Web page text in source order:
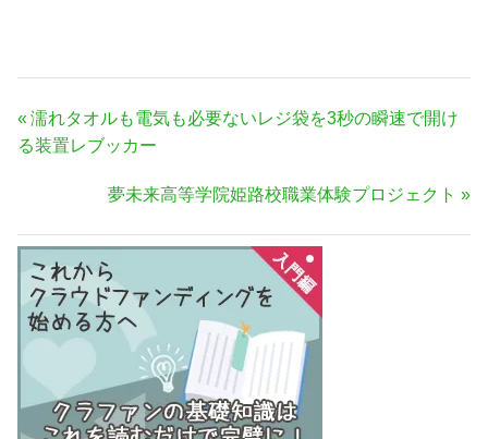
投
稿
ゲ
ー
シ
ョ
ン
前
の
濡れタオルも電気も必要ないレジ袋を3秒の瞬速で開け
る装置レブッカー
次
記
事:
夢未来高等学院姫路校職業体験プロジェクト